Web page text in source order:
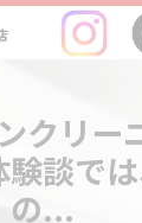
クリー
談で
の...